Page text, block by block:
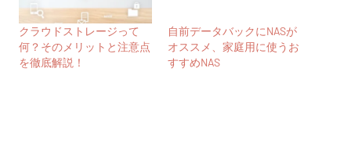
クラウドストレージって
何？そのメリットと注意点
を徹底解説！
自前データバックにNASが
オススメ、家庭用に使うお
すすめNAS